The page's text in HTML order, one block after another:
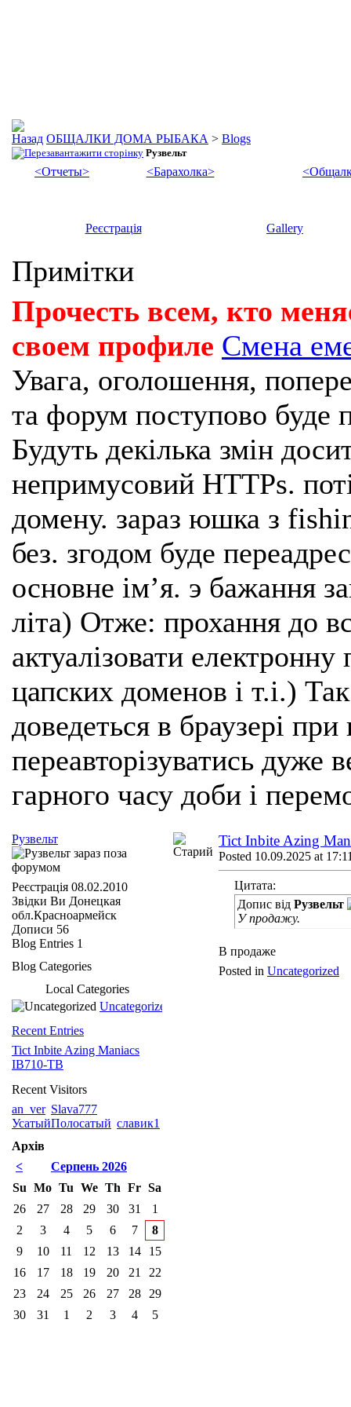
ОБЩАЛКИ ДОМА РЫБАКА > Blogs
Рузвельт
<Отчеты> <Барахолка>
Реєстрація Gallery
Примітки
Прочесть всем, кто
своем профиле Смена
Увага, оголошення,
та форум поступово буде
Будуть декілька змін
непримусовий HTTPs.
домену. зараз юшка з
без. згодом буде
основне імʼя. э бажання
літа) Отже: прохання до
актуалізовати
цапских доменов і т.і.)
доведеться в браузері
переавторізуватись
гарного часу доби і
Tict Inbite Azing
Posted 10.09.2025 at
Цитата:
Допис від Рузвельт
У продажу.
В продаже
Posted in Uncategorized
Рузвельт
Реєстрація 08.02.2010
Звідки Ви Донецкая
обл.Красноармейск
Дописи 56
Blog Entries 1
Blog Categories
Local Categories
Uncategorized
Recent Entries
Tict Inbite Azing Maniacs
IB710-TB
Recent Visitors
an_ver Slava777
УсатыйПолосатый славик1
Архів
<
Серпень 2026
Su Mo Tu We Th Fr Sa
26
27 28 29 30 31
1
2
3 4 5 6 7
8
9
10 11 12 13 14
15
16
17 18 19 20 21
22
23
24 25 26 27 28
29
30
31 1 2 3 4 5